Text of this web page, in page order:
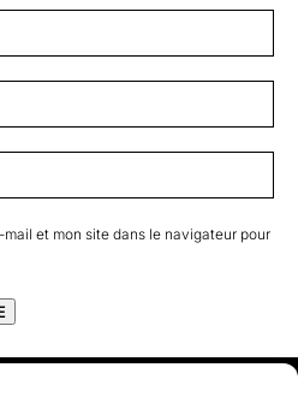
mail et mon site dans le navigateur pour